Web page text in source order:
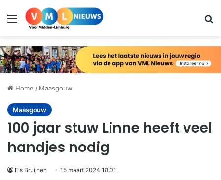
Menu
Home / Maasgouw
Maasgouw
100 jaar stuw Linne heeft veel
handjes nodig
Els Bruijnen 15 maart 2024 18:01